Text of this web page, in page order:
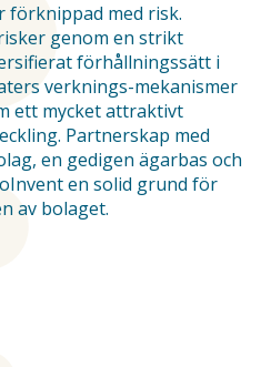
förknippad med risk.
genom en strikt
förhållningssätt i
verknings-mekanismer
ett mycket attraktivt
Partnerskap med
en gedigen ägarbas och
en solid grund för
av bolaget.